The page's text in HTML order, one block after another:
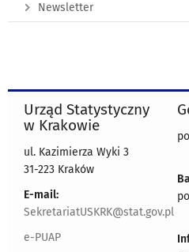
Newsletter
Urząd Statystyczny
w Krakowie
ul. Kazimierza Wyki 3
31-223 Kraków
E-mail:
SekretariatUSKRK@stat.gov.pl
e-PUAP